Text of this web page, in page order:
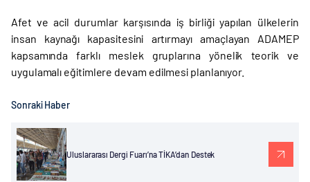
Afet ve acil durumlar karşısında iş birliği yapılan ülkelerin
insan kaynağı kapasitesini artırmayı amaçlayan ADAMEP
kapsamında farklı meslek gruplarına yönelik teorik ve
uygulamalı eğitimlere devam edilmesi planlanıyor.
Sonraki Haber
Uluslararası Dergi Fuarı’na TİKA’dan Destek